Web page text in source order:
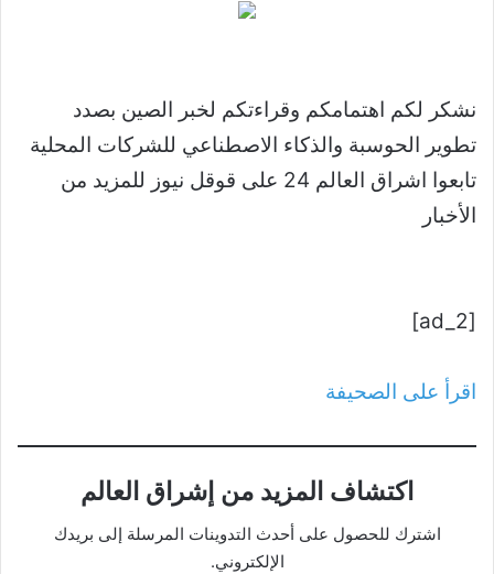
نشكر لكم اهتمامكم وقراءتكم لخبر الصين بصدد
تطوير الحوسبة والذكاء الاصطناعي للشركات المحلية
تابعوا اشراق العالم 24 على قوقل نيوز للمزيد من
الأخبار
[ad_2]
اقرأ على الصحيفة
اكتشاف المزيد من إشراق العالم
اشترك للحصول على أحدث التدوينات المرسلة إلى بريدك
الإلكتروني.